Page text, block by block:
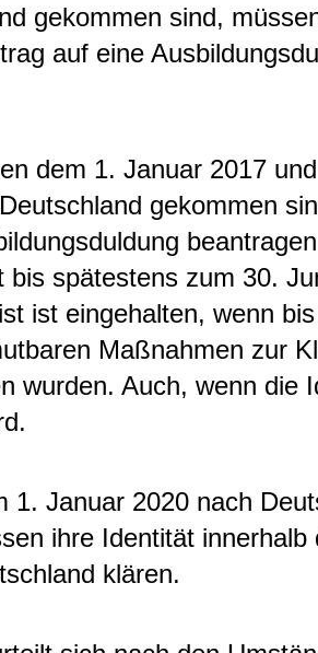
gekommen sind,
auf eine
dem 1. Januar 2017
gekommen
bis spätestens zum 30.
ist eingehalten, wenn
Maßnahmen zur
wurden. Auch, wenn die
1. Januar 2020 nach
ihre Identität innerhalb
klären.